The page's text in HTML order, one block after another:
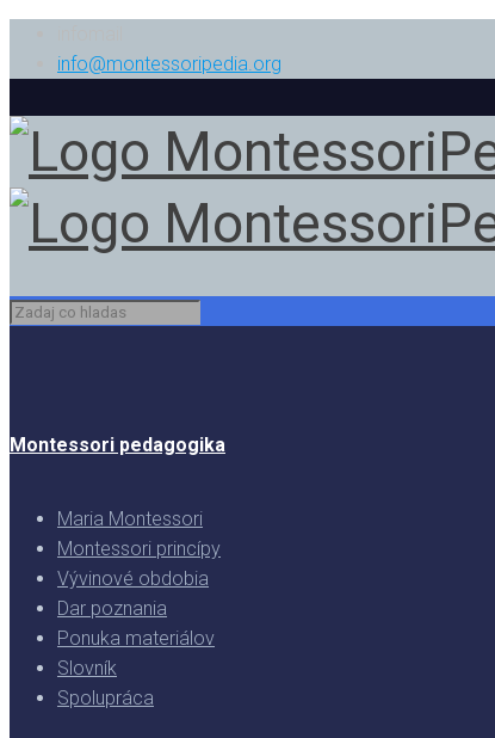
info@montessoripedia.org
Montessori pedagogika
Maria Montessori
Montessori princípy
Vývinové obdobia
Dar poznania
Ponuka materiálov
Slovník
Spolupráca